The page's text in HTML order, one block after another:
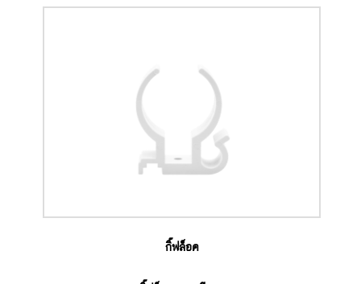
กิ๊ฟล็อค